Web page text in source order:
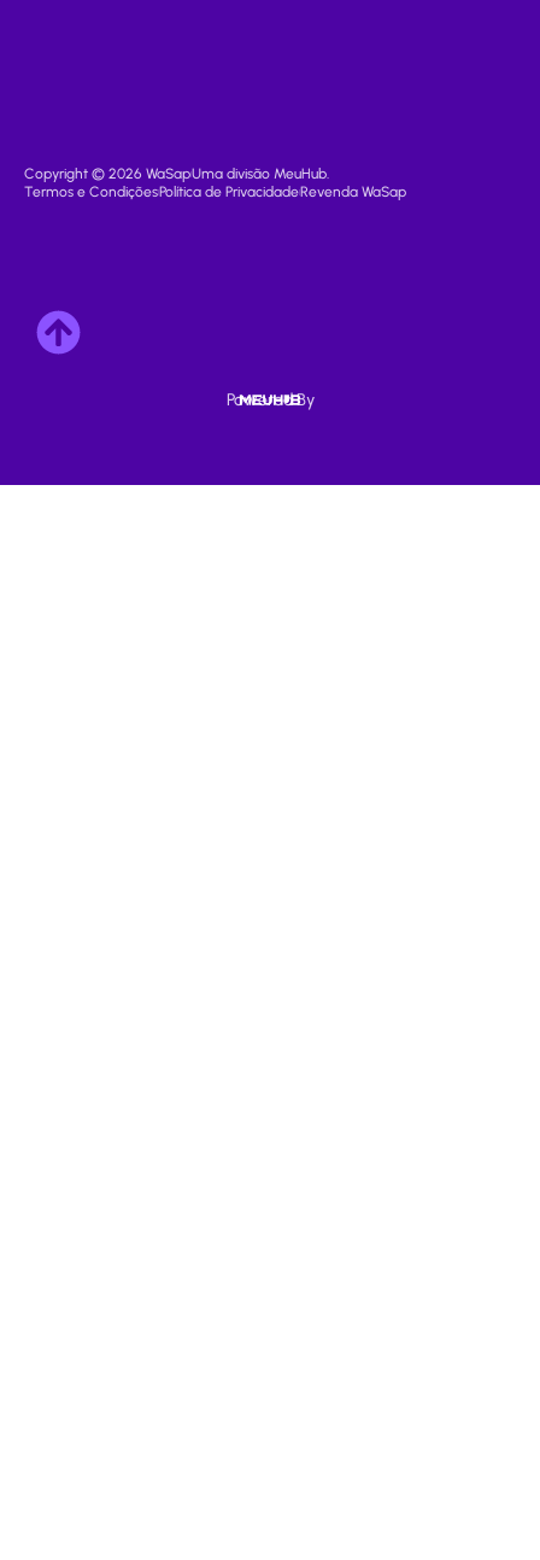
Copyright © 2026 WaSapUma divisão MeuHub.
Termos e CondiçõesPolítica de PrivacidadeRevenda WaSap
Powered By